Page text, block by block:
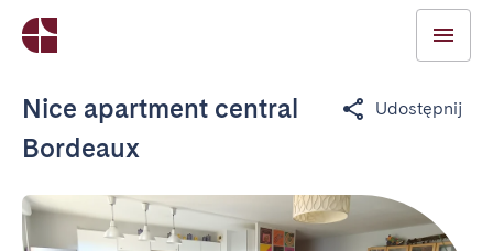
Nice apartment central
Bordeaux
Udostępnij